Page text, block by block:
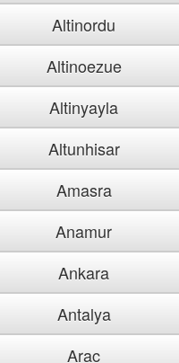
Altinordu
Altinoezue
Altinyayla
Altunhisar
Amasra
Anamur
Ankara
Antalya
Arac